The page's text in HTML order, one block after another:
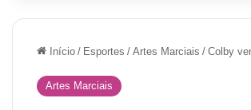
Início / Esportes / Artes Marciais / Colby
Artes Marciais